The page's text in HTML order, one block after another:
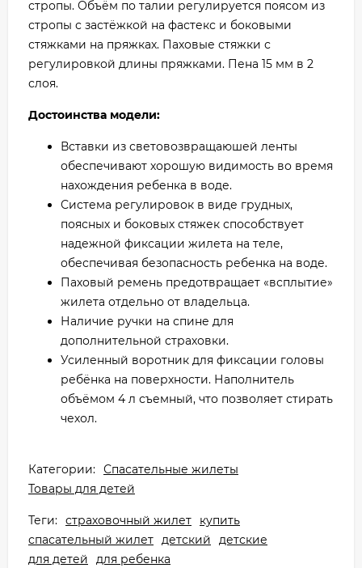
стропы. Объём по талии регулируется поясом из
стропы с застёжкой на фастекс и боковыми
стяжками на пряжках. Паховые стяжки с
регулировкой длины пряжками. Пена 15 мм в 2
слоя.
Достоинства модели:
Вставки из световозвращаюшей ленты
обеспечивают хорошую видимость во время
нахождения ребенка в воде.
Система регулировок в виде грудных,
поясных и боковых стяжек способствует
надежной фиксации жилета на теле,
обеспечивая безопасность ребенка на воде.
Паховый ремень предотвращает «всплытие»
жилета отдельно от владельца.
Наличие ручки на спине для
дополнительной страховки.
Усиленный воротник для фиксации головы
ребёнка на поверхности. Наполнитель
объёмом 4 л съемный, что позволяет стирать
чехол.
Категории: Спасательные жилеты
Товары для детей
Теги: страховочный жилет
купить
спасательный жилет детский
детские
для детей
для ребенка